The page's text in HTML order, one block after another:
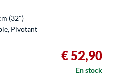
(32")
Pivotant
€ 52,90
En stock